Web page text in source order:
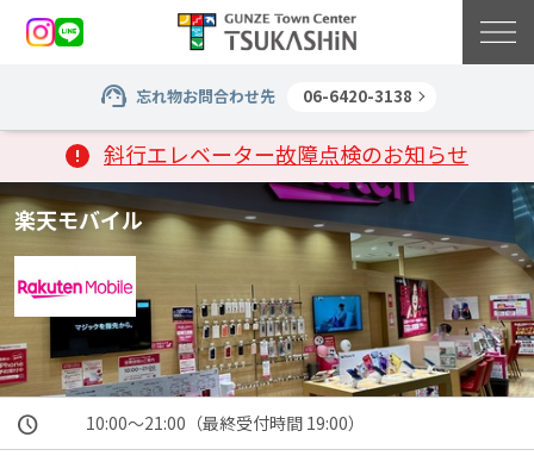
斜行エレベーター故障点検のお知らせ
忘れ物お問合わせ先 06-6420-3138
楽天モバイル
10:00～21:00（最終受付時間 19:00）